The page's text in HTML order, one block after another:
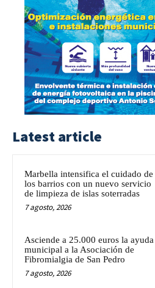
Latest article
Marbella intensifica el cuidado de
los barrios con un nuevo servicio
de limpieza de islas soterradas
7 agosto, 2026
Asciende a 25.000 euros la ayuda
municipal a la Asociación de
Fibromialgia de San Pedro
7 agosto, 2026